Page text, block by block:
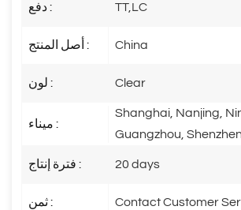
دفع : TT,LC
أصل المنتج : China
لون : Clear
ميناء :
Shanghai, Nanjing,
Guangzhou,
فترة إنتاج : 20 days
ثمن : Contact Customer